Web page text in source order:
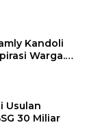
Kandoli
Warga.
Usulan
30 Miliar